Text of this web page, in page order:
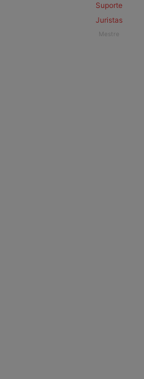
Suporte
Juristas
Mestre